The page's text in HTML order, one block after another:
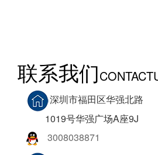
联系我们
深圳市福田区华强北路
1019号华强广场A座9J
3008038871